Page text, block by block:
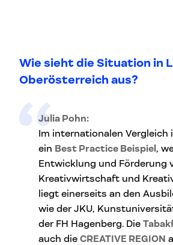
Wie sieht die Situation in
Oberösterreich aus?
Julia Pohn:
Im internationalen Vergleich
ein Best Practice Beispiel ,
Entwicklung und Förderung
Kreativwirtschaft und
liegt einerseits an den
wie der JKU,
der FH Hagenberg. Die
auch die CREATIVE REGION